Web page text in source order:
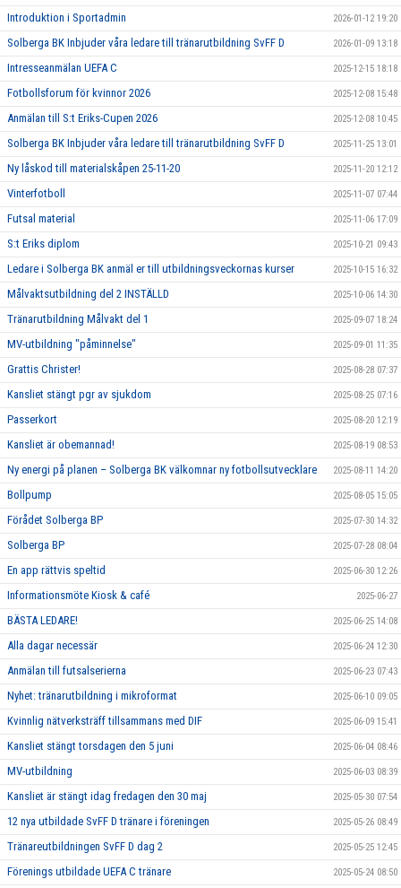
Introduktion i Sportadmin 2026-01-12 19:20
Solberga BK Inbjuder våra ledare till tränarutbildning SvFF D 2026-01-09 13:18
Intresseanmälan UEFA C 2025-12-15 18:18
Fotbollsforum för kvinnor 2026 2025-12-08 15:48
Anmälan till S:t Eriks-Cupen 2026 2025-12-08 10:45
Solberga BK Inbjuder våra ledare till tränarutbildning SvFF D 2025-11-25 13:01
Ny låskod till materialskåpen 25-11-20 2025-11-20 12:12
Vinterfotboll 2025-11-07 07:44
Futsal material 2025-11-06 17:09
S:t Eriks diplom 2025-10-21 09:43
Ledare i Solberga BK anmäl er till utbildningsveckornas kurser 2025-10-15 16:32
Målvaktsutbildning del 2 INSTÄLLD 2025-10-06 14:30
Tränarutbildning Målvakt del 1 2025-09-07 18:24
MV-utbildning "påminnelse" 2025-09-01 11:35
Grattis Christer! 2025-08-28 07:37
Kansliet stängt pgr av sjukdom 2025-08-25 07:16
Passerkort 2025-08-20 12:19
Kansliet är obemannad! 2025-08-19 08:53
Ny energi på planen – Solberga BK välkomnar ny fotbollsutvecklare 2025-08-11 14:20
Bollpump 2025-08-05 15:05
Förådet Solberga BP 2025-07-30 14:32
Solberga BP 2025-07-28 08:04
En app rättvis speltid 2025-06-30 12:26
Informationsmöte Kiosk & café 2025-06-27
BÄSTA LEDARE! 2025-06-25 14:08
Alla dagar necessär 2025-06-24 12:30
Anmälan till futsalserierna 2025-06-23 07:43
Nyhet: tränarutbildning i mikroformat 2025-06-10 09:05
Kvinnlig nätverksträff tillsammans med DIF 2025-06-09 15:41
Kansliet stängt torsdagen den 5 juni 2025-06-04 08:46
MV-utbildning 2025-06-03 08:39
Kansliet är stängt idag fredagen den 30 maj 2025-05-30 07:54
12 nya utbildade SvFF D tränare i föreningen 2025-05-26 08:49
Tränareutbildningen SvFF D dag 2 2025-05-25 12:45
Förenings utbildade UEFA C tränare 2025-05-24 08:50